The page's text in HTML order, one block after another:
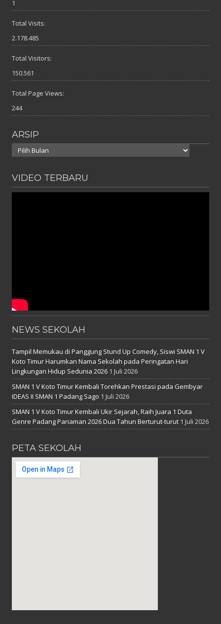
1
Total Visits:
2.178.485
Total Visitors:
150.561
Total Page Views:
244
ARSIP
Arsip
VIDEO TERBARU
NEWS SEKOLAH
Tampil Memukau di Panggung Stund Up Comedy, Siswi SMAN 1 V
Koto Timur Harumkan Nama Sekolah pada Peringatan Hari
Lingkungan Hidup Sedunia 2026 1 Juli 2026
SMAN 1 V Koto Timur Kembali Torehkan Prestasi pada Gembyar
IDEAS II SMAN 1 Padang Sago 1 Juli 2026
SMAN 1 V Koto Timur Kembali Ukir Sejarah, Raih Juara 1 Duta
Genre Padang Pariaman 2026 Dua Tahun Berturut-turut 1 Juli 2026
PETA SEKOLAH